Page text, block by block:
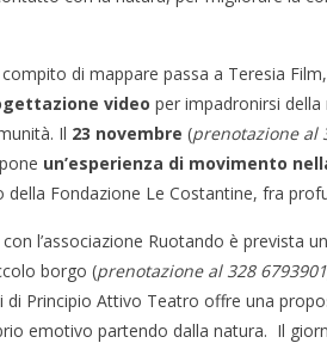
compito di mappare passa a Teresia
video per impadronirsi
Il 23 novembre (prenotazione al
un’esperienza di movimento
Fondazione Le Costantine, fra
con l’associazione Ruotando è prevista
borgo (prenotazione al 328
di Principio Attivo Teatro offre una
emotivo partendo dalla natura. Il